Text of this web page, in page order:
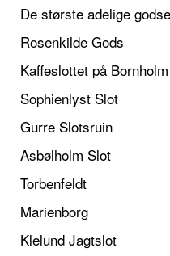
De største adelige
Rosenkilde Gods
Kaffeslottet på Bornholm
Sophienlyst Slot
Gurre Slotsruin
Asbølholm Slot
Torbenfeldt
Marienborg
Klelund Jagtslot